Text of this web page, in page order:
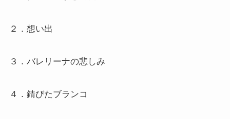
２．想い出
３．バレリーナの悲しみ
４．錆びたブランコ